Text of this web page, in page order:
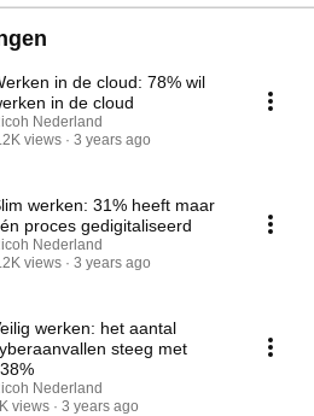
in de cloud: 78% wil
in de cloud
Nederland
views
3 years ago
werken: 31% heeft maar
proces gedigitaliseerd
Nederland
views
3 years ago
werken: het aantal
steeg met
Nederland
views
3 years ago